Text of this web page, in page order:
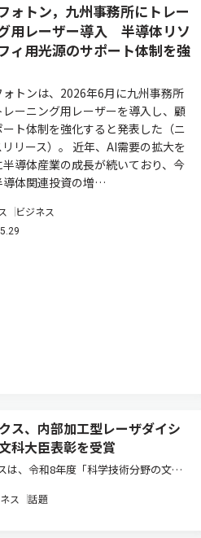
ォトン，九州事務所にトレー
用レーザー導入 半導体リソ
ィ用光源のサポート体制を強
ォトンは、2026年6月に九州事務所
レーニング用レーザーを導入し、顧
ト体制を強化すると発表した（ニ
リリース）。 近年、AI需要の拡大を
導体産業の成長が続いており、今
導体関連投資の増…
ビジネス
ス、内部加工型レーザダイシ
科大臣表彰を受賞
は、令和8年度「科学技術分野の文部
ーザダイシング技術の開発」で受賞し
ニュースリリース）。 同表彰は、社会
ス 話題